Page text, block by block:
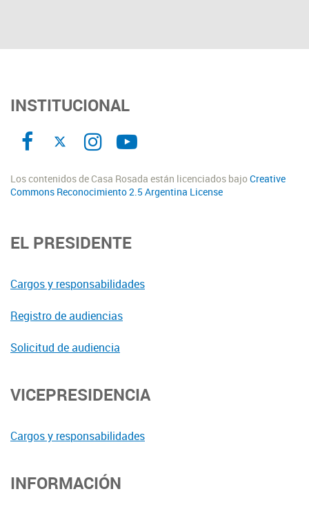
INSTITUCIONAL
Los contenidos de Casa Rosada están licenciados bajoCreative
Commons Reconocimiento 2.5 Argentina License
EL PRESIDENTE
Cargos y responsabilidades
Registro de audiencias
Solicitud de audiencia
VICEPRESIDENCIA
Cargos y responsabilidades
INFORMACIÓN